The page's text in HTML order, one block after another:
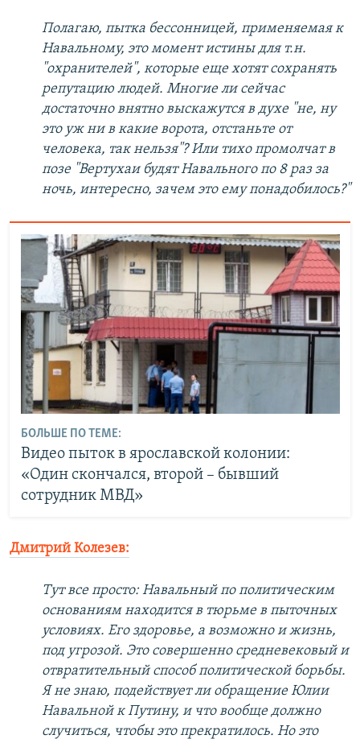
Полагаю, пытка бессонницей, применяемая к
Нaвальному, это момент истины для т.н.
"охранителей", которые еще хотят сохранять
репутацию людей. Многие ли сейчас
достаточно внятно выскажутся в духе "не, ну
это уж ни в какие ворота, отстаньте от
человека, так нельзя"? Или тихо промолчат в
позе "Вертухаи будят Навальнoго по 8 раз за
ночь, интересно, зачем это ему понадобилось?"
БОЛЬШЕ ПО ТЕМЕ:
Видео пыток в ярославской колонии:
«Один скончался, второй – бывший
сотрудник МВД»
Дмитрий Колезев:
Тут все просто: Навальный по политическим
основаниям находится в тюрьме в пыточных
условиях. Его здоровье, а возможно и жизнь,
под угрозой. Это совершенно средневековый и
отвратительный способ политической борьбы.
Я не знаю, подействует ли обращение Юлии
Навальной к Путину, и что вообще должно
случиться, чтобы это прекратилось. Но это